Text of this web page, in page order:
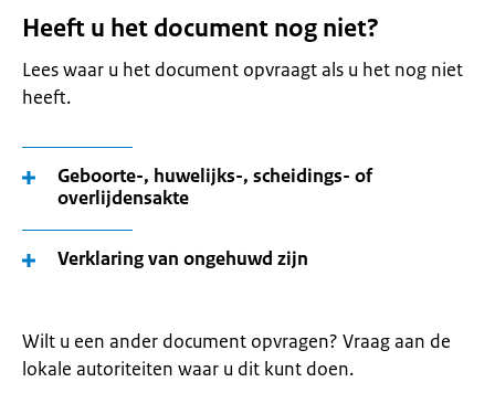
Heeft u het document nog niet?
Lees waar u het document opvraagt als u het nog niet
heeft.
Geboorte-, huwelijks-, scheidings- of
overlijdensakte
Verklaring van ongehuwd zijn
Wilt u een ander document opvragen? Vraag aan de
lokale autoriteiten waar u dit kunt doen.